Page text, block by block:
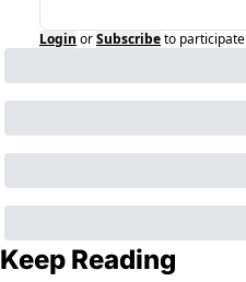
Login orSubscribeto participate
Keep Reading